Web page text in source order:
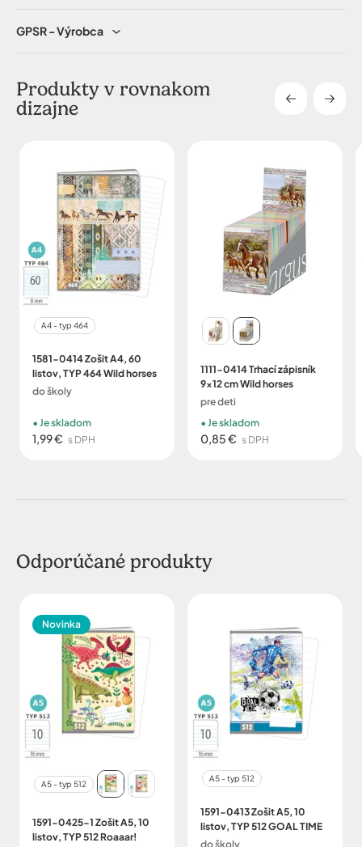
GPSR - Výrobca
Produkty v rovnakom
dizajne
A4 - typ 464
1581-0414 Zošit A4, 60
listov, TYP 464 Wild horses
do školy
1,99 € s DPH
Je skladom
1111-0414 Trhací zápisník
9x12 cm Wild horses
pre deti
0,85 € s DPH
Je skladom
Odporúčané produkty
Novinka
A5 - typ 512
1591-0425-1 Zošit A5, 10
listov, TYP 512 Roaaar!
A5 - typ 512
1591-0413 Zošit A5, 10
listov, TYP 512 GOAL TIME
do školy